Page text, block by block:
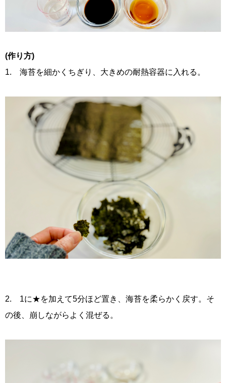
(作り方)
1. 海苔を細かくちぎり、大きめの耐熱容器に入れる。
2. 1に★を加えて5分ほど置き、海苔を柔らかく戻す。そ
の後、崩しながらよく混ぜる。